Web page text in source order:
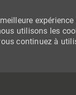
utilisons les
continuez à